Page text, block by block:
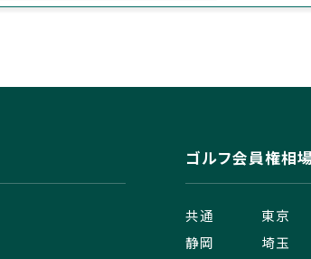
ゴルフ会員権相場
共通 東京
静岡
埼玉